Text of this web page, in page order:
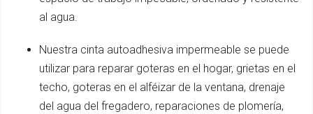
al agua.
Nuestra cinta autoadhesiva impermeable se puede
utilizar para reparar goteras en el hogar, grietas en el
techo, goteras en el alféizar de la ventana, drenaje
del agua del fregadero, reparaciones de plomería,